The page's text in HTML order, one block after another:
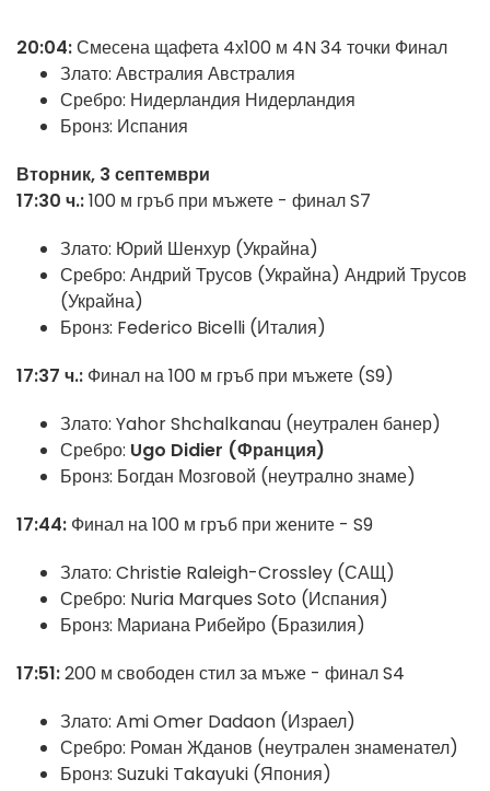
20:04:Смесена щафета 4х100 м 4N 34 точки Финал
Злато: Австралия Австралия
Сребро: Нидерландия Нидерландия
Бронз: Испания
Вторник, 3 септември
17:30 ч.:100 м гръб при мъжете - финал S7
Злато: Юрий Шенхур (Украйна)
Сребро: Андрий Трусов (Украйна) Андрий Трусов
(Украйна)
Бронз: Federico Bicelli (Италия)
17:37 ч.: Финал на 100 м гръб при мъжете (S9)
Злато: Yahor Shchalkanau (неутрален банер)
Сребро: Ugo Didier (Франция)
Бронз: Богдан Мозговой (неутрално знаме)
17:44: Финал на 100 м гръб при жените - S9
Злато: Christie Raleigh-Crossley (САЩ)
Сребро: Nuria Marques Soto (Испания)
Бронз: Мариана Рибейро (Бразилия)
17:51:200 м свободен стил за мъже - финал S4
Злато: Ami Omer Dadaon (Израел)
Сребро: Роман Жданов (неутрален знаменател)
Бронз: Suzuki Takayuki (Япония)